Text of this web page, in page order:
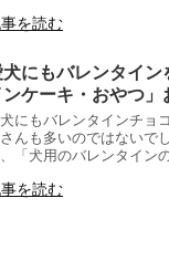
を読む
犬にもバレンタイ
ンケーキ・おやつ」
にもバレンタインチョ
んも多いのではないで
「犬用のバレンタイン
を読む